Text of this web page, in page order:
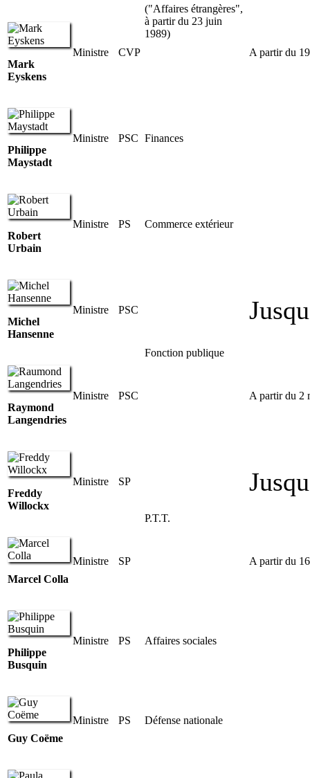
("Affaires étrangères",
à partir du 23 juin
1989)
Mark
Eyskens
Ministre CVP A partir du
Philippe
Maystadt
Ministre PSC Finances
Robert
Urbain
Ministre PS Commerce extérieur
Michel
Hansenne
Ministre PSC
Fonction publique
Raymond
Langendries
Ministre PSC A partir du 2
Freddy
Willockx
Ministre SP
P.T.T.
Marcel Colla
Ministre SP A partir du
Philippe
Busquin
Ministre PS Affaires sociales
Guy Coëme
Ministre PS Défense nationale